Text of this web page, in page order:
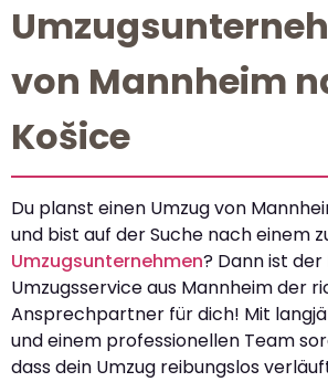
von Mannheim
Košice
Du planst einen Umzug von
und bist auf der Suche nach einem
Umzugsunternehmen? Dann ist der
Umzugsservice aus Mannheim der
Ansprechpartner für dich! Mit
und einem professionellen Team
dass dein Umzug reibungslos